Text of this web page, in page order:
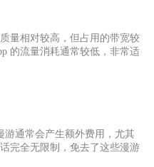
量相对较高，但占用的带宽较
的流量消耗通常较低，非常适
游通常会产生额外费用，尤其
完全无限制，免去了这些漫游